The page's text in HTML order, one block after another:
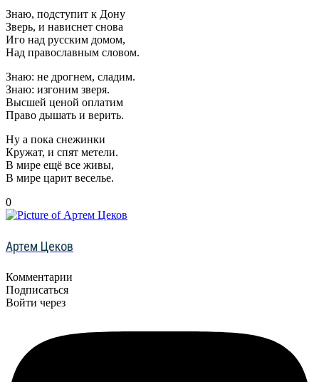
Знаю, подступит к Дону
Зверь, и нависнет снова
Иго над русским домом,
Над православным словом.
Знаю: не дрогнем, сладим.
Знаю: изгоним зверя.
Высшей ценой оплатим
Право дышать и верить.
Ну а пока снежинки
Кружат, и спят метели.
В мире ещё все живы,
В мире царит веселье.
0
Артем Цеков
Комментарии
Подписаться
Войти через